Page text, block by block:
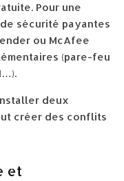
Pour une
sécurité payantes
ou McAfee
(pare-feu
deux
créer des conflits
et